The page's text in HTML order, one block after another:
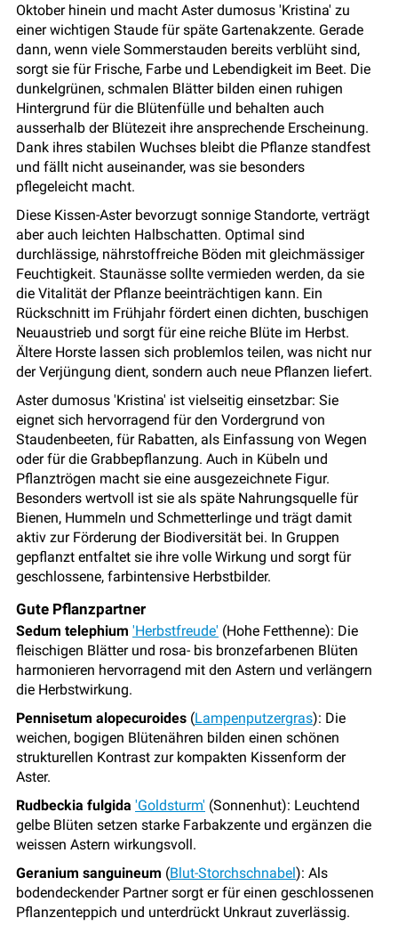
Oktober hinein und macht Aster dumosus 'Kristina' zu
einer wichtigen Staude für späte Gartenakzente. Gerade
dann, wenn viele Sommerstauden bereits verblüht sind,
sorgt sie für Frische, Farbe und Lebendigkeit im Beet. Die
dunkelgrünen, schmalen Blätter bilden einen ruhigen
Hintergrund für die Blütenfülle und behalten auch
ausserhalb der Blütezeit ihre ansprechende Erscheinung.
Dank ihres stabilen Wuchses bleibt die Pflanze standfest
und fällt nicht auseinander, was sie besonders
pflegeleicht macht.
Diese Kissen-Aster bevorzugt sonnige Standorte, verträgt
aber auch leichten Halbschatten. Optimal sind
durchlässige, nährstoffreiche Böden mit gleichmässiger
Feuchtigkeit. Staunässe sollte vermieden werden, da sie
die Vitalität der Pflanze beeinträchtigen kann. Ein
Rückschnitt im Frühjahr fördert einen dichten, buschigen
Neuaustrieb und sorgt für eine reiche Blüte im Herbst.
Ältere Horste lassen sich problemlos teilen, was nicht nur
der Verjüngung dient, sondern auch neue Pflanzen liefert.
Aster dumosus 'Kristina' ist vielseitig einsetzbar: Sie
eignet sich hervorragend für den Vordergrund von
Staudenbeeten, für Rabatten, als Einfassung von Wegen
oder für die Grabbepflanzung. Auch in Kübeln und
Pflanztrögen macht sie eine ausgezeichnete Figur.
Besonders wertvoll ist sie als späte Nahrungsquelle für
Bienen, Hummeln und Schmetterlinge und trägt damit
aktiv zur Förderung der Biodiversität bei. In Gruppen
gepflanzt entfaltet sie ihre volle Wirkung und sorgt für
geschlossene, farbintensive Herbstbilder.
Gute Pflanzpartner
Sedum telephium 'Herbstfreude' (Hohe Fetthenne): Die
fleischigen Blätter und rosa- bis bronzefarbenen Blüten
harmonieren hervorragend mit den Astern und verlängern
die Herbstwirkung.
Pennisetum alopecuroides (Lampenputzergras): Die
weichen, bogigen Blütenähren bilden einen schönen
strukturellen Kontrast zur kompakten Kissenform der
Aster.
Rudbeckia fulgida 'Goldsturm' (Sonnenhut): Leuchtend
gelbe Blüten setzen starke Farbakzente und ergänzen die
weissen Astern wirkungsvoll.
Geranium sanguineum (Blut-Storchschnabel ): Als
bodendeckender Partner sorgt er für einen geschlossenen
Pflanzenteppich und unterdrückt Unkraut zuverlässig.